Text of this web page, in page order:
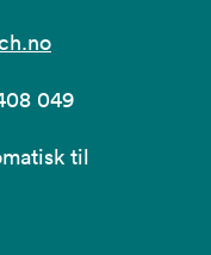
049
til